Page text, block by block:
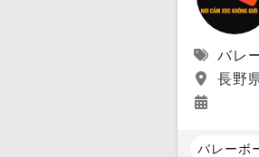
バレ
長野
バレーボ